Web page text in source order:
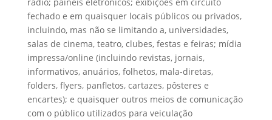
fechado e em quaisquer locais públicos ou privados,
incluindo, mas não se limitando a, universidades,
salas de cinema, teatro, clubes, festas e feiras; mídia
impressa/online (incluindo revistas, jornais,
informativos, anuários, folhetos, mala-diretas,
folders, flyers, panfletos, cartazes, pôsteres e
encartes); e quaisquer outros meios de comunicação
com o público utilizados para veiculação